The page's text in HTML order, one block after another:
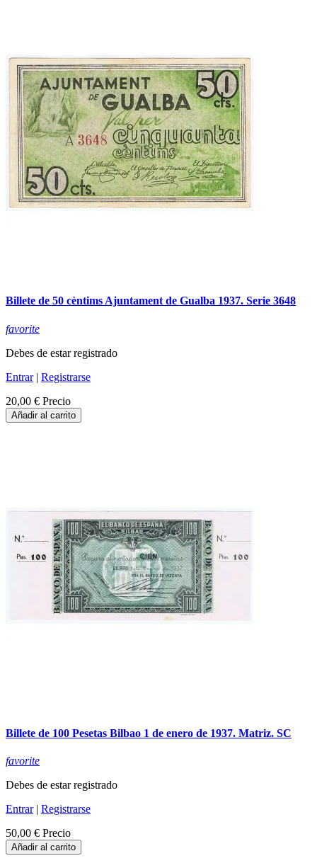
Billete de 50 cèntims Ajuntament de Gualba 1937. Serie 3648
favorite
Debes de estar registrado
Entrar| Registrarse
20,00 € Precio
Añadir al carrito
Billete de 100 Pesetas Bilbao 1 de enero de 1937. Matriz. SC
favorite
Debes de estar registrado
Entrar| Registrarse
50,00 € Precio
Añadir al carrito